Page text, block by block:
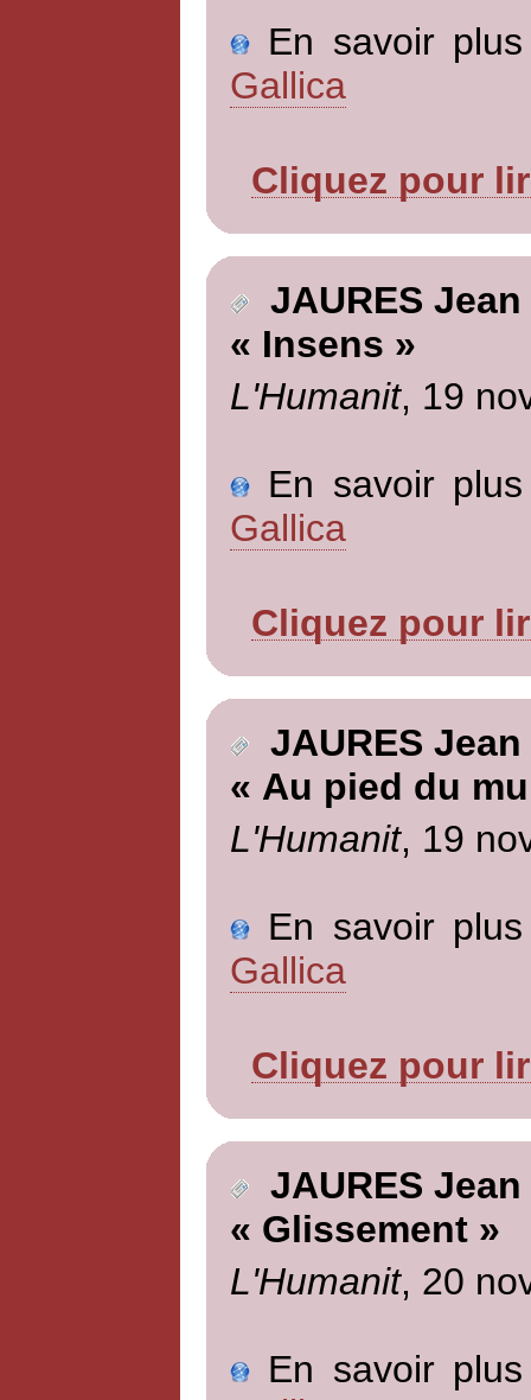
En savoir
Gallica
Cliquez pour
JAURES Jean
« Insens »
L'Humanit, 19
En savoir
Gallica
Cliquez pour
JAURES Jean
« Au pied du
L'Humanit, 19
En savoir
Gallica
Cliquez pour
JAURES Jean
« Glissement »
L'Humanit, 20
En savoir